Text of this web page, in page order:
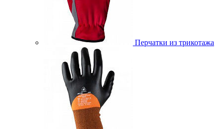
Перчатки из трикотажа